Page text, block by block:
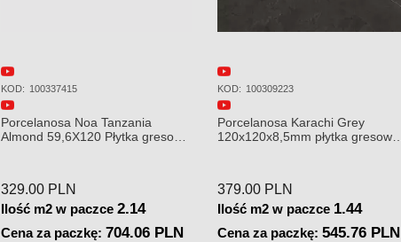
KOD: 100309223
Porcelanosa Karachi Grey
120x120x8,5mm płytka gresowa
379.00 PLN
Ilość m2 w paczce 1.44
Cena za paczkę:545.76 PLN
KOD: 100214820
Porcelanosa Spiga Bottega
Caliza 45x120 Płytka Ścienna
329.00 PLN
Ilość m2 w paczce 1.62
Cena za paczkę:532.98 PLN